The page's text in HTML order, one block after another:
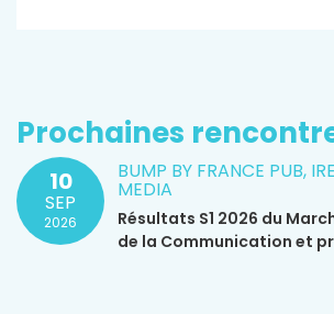
Prochaines
10
SEP
2026
BUMP BY FRANCE PUB,
MEDIA
Résultats S1 2026 du
de la Communication et